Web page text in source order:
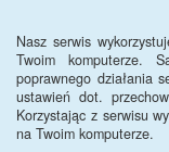
Nasz serwis
Twoim komputerze.
poprawnego działania
ustawień dot.
Korzystając z serwisu
na Twoim komputerze.
Urząd